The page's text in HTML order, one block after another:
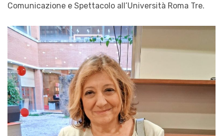
Comunicazione e Spettacolo all’Università Roma Tre.